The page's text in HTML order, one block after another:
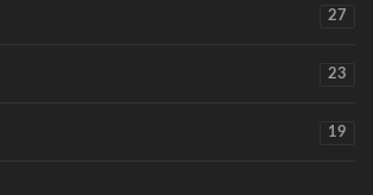
27
23
19